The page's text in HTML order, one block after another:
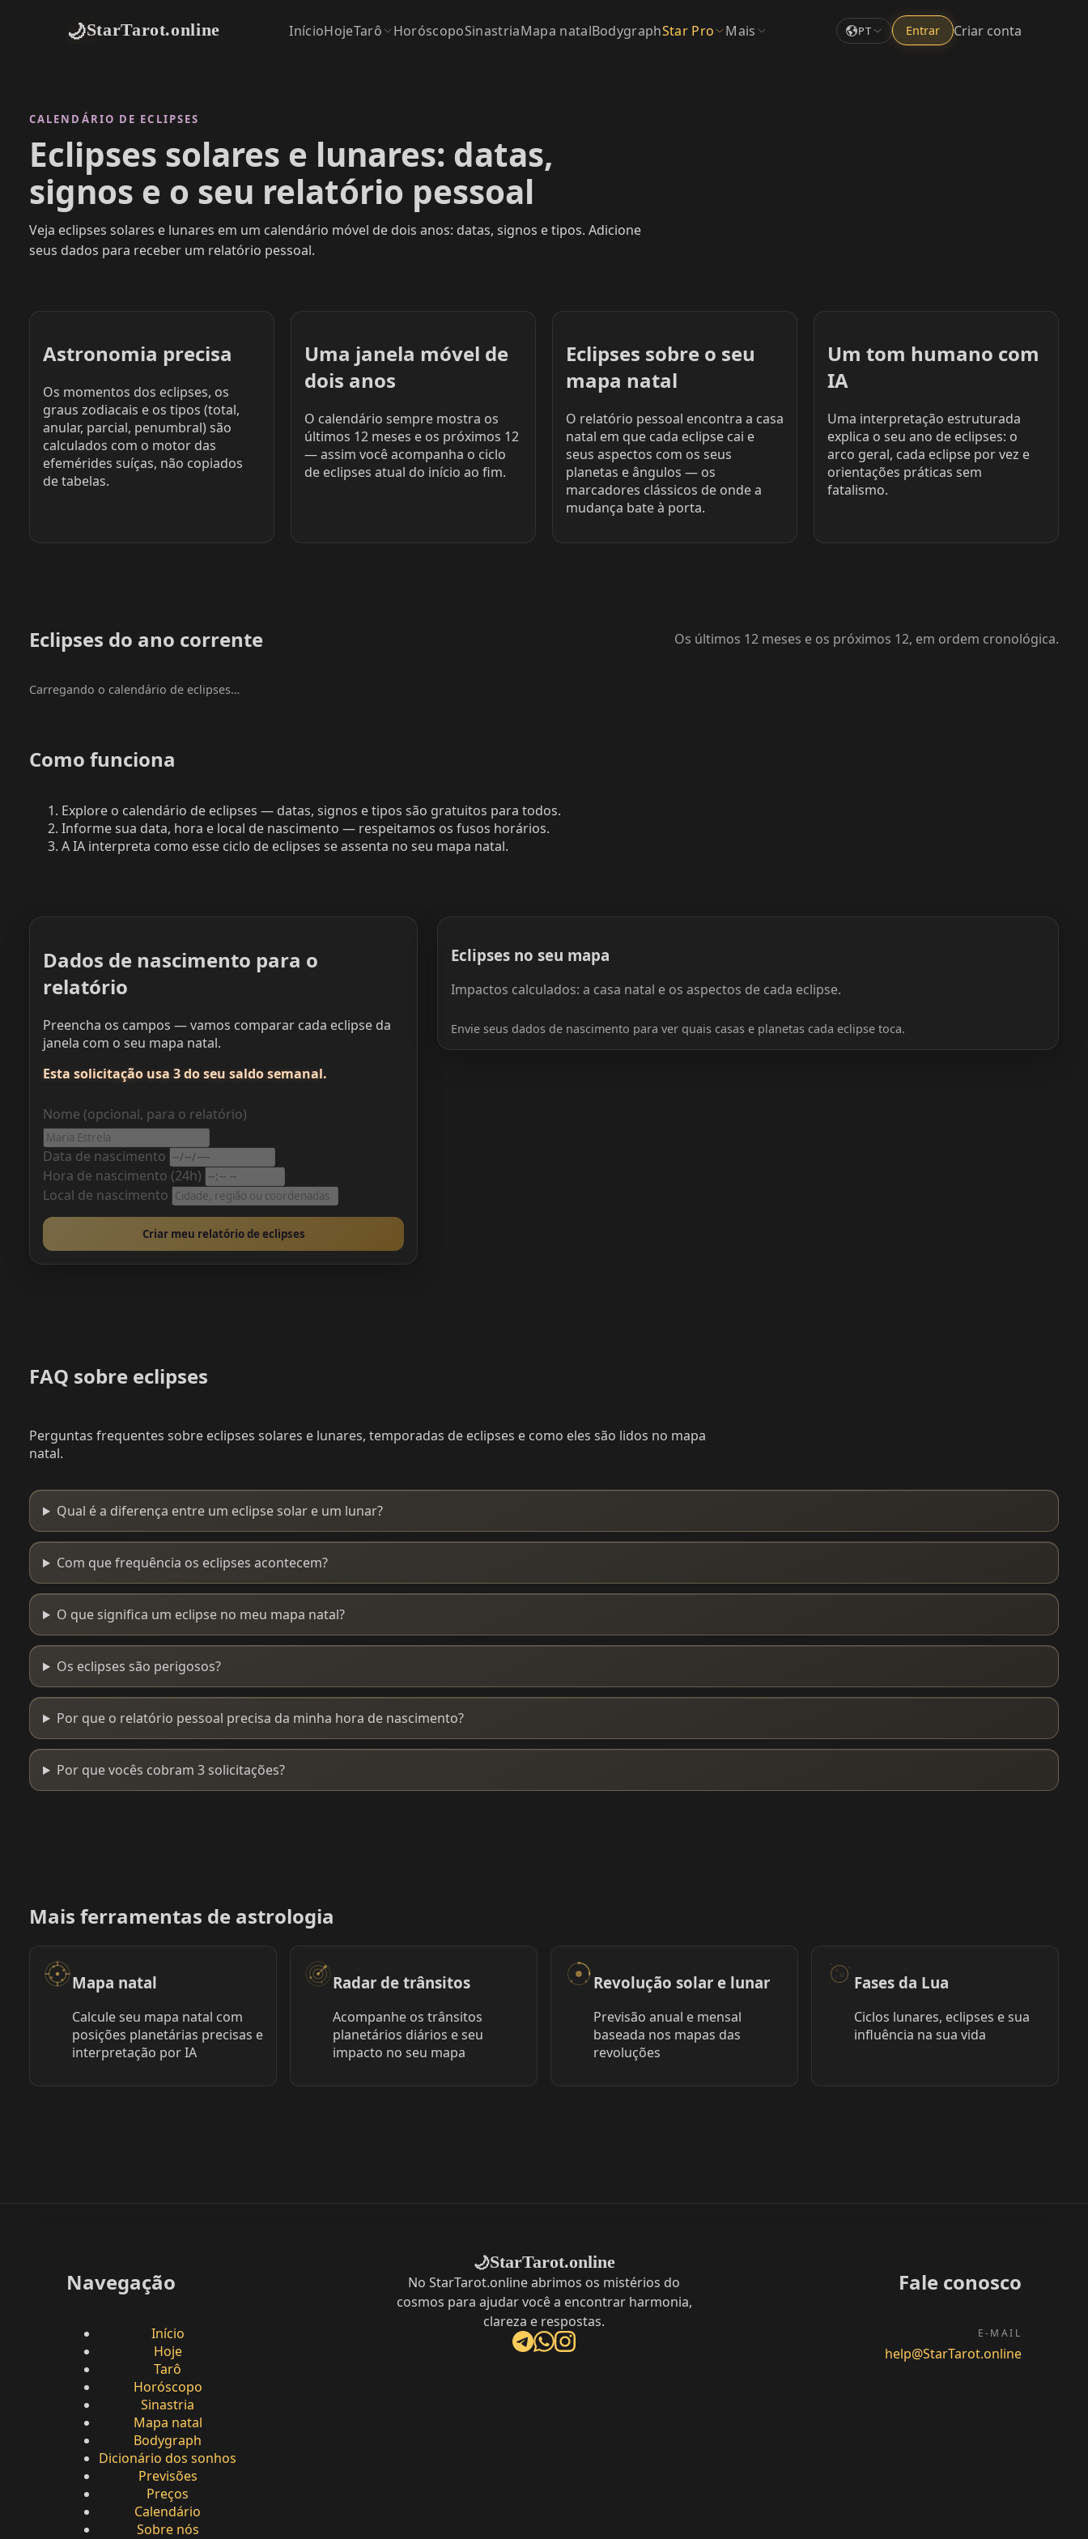
🌙StarTarot.online InícioHojeTarô HoróscopoSinastriaMapa natalBodygraphStar Pro Mais PT Entrar Criar conta
CALENDÁRIO DE ECLIPSES
Eclipses solares e lunares: datas,
signos e o seu relatório pessoal
Veja eclipses solares e lunares em um calendário móvel de dois anos: datas, signos e tipos. Adicione
seus dados para receber um relatório pessoal.
Astronomia precisa
Os momentos dos eclipses, os
graus zodiacais e os tipos (total,
anular, parcial, penumbral) são
calculados com o motor das
efemérides suíças, não copiados
de tabelas.
Uma janela móvel de
dois anos
O calendário sempre mostra os
últimos 12 meses e os próximos 12
— assim você acompanha o ciclo
de eclipses atual do início ao fim.
Eclipses sobre o seu
mapa natal
O relatório pessoal encontra a casa
natal em que cada eclipse cai e
seus aspectos com os seus
planetas e ângulos — os
marcadores clássicos de onde a
mudança bate à porta.
Um tom humano com
IA
Uma interpretação estruturada
explica o seu ano de eclipses: o
arco geral, cada eclipse por vez e
orientações práticas sem
fatalismo.
Eclipses do ano corrente Os últimos 12 meses e os próximos 12, em ordem cronológica.
Carregando o calendário de eclipses…
Como funciona
Explore o calendário de eclipses — datas, signos e tipos são gratuitos para todos.
Informe sua data, hora e local de nascimento — respeitamos os fusos horários.
A IA interpreta como esse ciclo de eclipses se assenta no seu mapa natal.
Dados de nascimento para o
relatório
Preencha os campos — vamos comparar cada eclipse da
janela com o seu mapa natal.
Esta solicitação usa 3 do seu saldo semanal.
Nome (opcional, para o relatório)
Data de nascimento
Hora de nascimento (24h)
Local de nascimento
Criar meu relatório de eclipses
Eclipses no seu mapa
Impactos calculados: a casa natal e os aspectos de cada eclipse.
Envie seus dados de nascimento para ver quais casas e planetas cada eclipse toca.
FAQ sobre eclipses
Perguntas frequentes sobre eclipses solares e lunares, temporadas de eclipses e como eles são lidos no mapa
natal.
Qual é a diferença entre um eclipse solar e um lunar?
Com que frequência os eclipses acontecem?
O que significa um eclipse no meu mapa natal?
Os eclipses são perigosos?
Por que o relatório pessoal precisa da minha hora de nascimento?
Por que vocês cobram 3 solicitações?
Mais ferramentas de astrologia
Mapa natal
Calcule seu mapa natal com
posições planetárias precisas e
interpretação por IA
Radar de trânsitos
Acompanhe os trânsitos
planetários diários e seu
impacto no seu mapa
Revolução solar e lunar
Previsão anual e mensal
baseada nos mapas das
revoluções
Fases da Lua
Ciclos lunares, eclipses e sua
influência na sua vida
Navegação
Início
Hoje
Tarô
Horóscopo
Sinastria
Mapa natal
Bodygraph
Dicionário dos sonhos
Previsões
Preços
Calendário
Sobre nós
🌙StarTarot.online
No StarTarot.online abrimos os mistérios do
cosmos para ajudar você a encontrar harmonia,
clareza e respostas.
Fale conosco
E-MAIL
help@StarTarot.online